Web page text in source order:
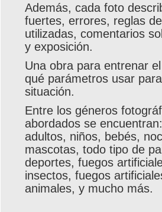
Además, cada foto
fuertes, errores, reglas
utilizadas, comentarios
y exposición.
Una obra para entrenar
qué parámetros usar
situación.
Entre los géneros
abordados se
adultos, niños, bebés,
mascotas, todo tipo de
deportes, fuegos
insectos, fuegos
animales, y mucho más.